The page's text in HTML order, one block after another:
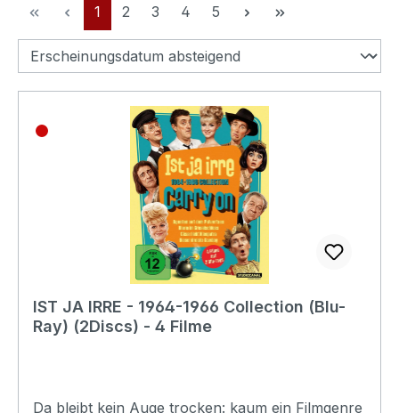
Seite
1 Seite
2 Seite
3 Seite
4 Seite
5
IST JA IRRE - 1964-1966 Collection (Blu-
Ray) (2Discs) - 4 Filme
Da bleibt kein Auge trocken: kaum ein Filmgenre